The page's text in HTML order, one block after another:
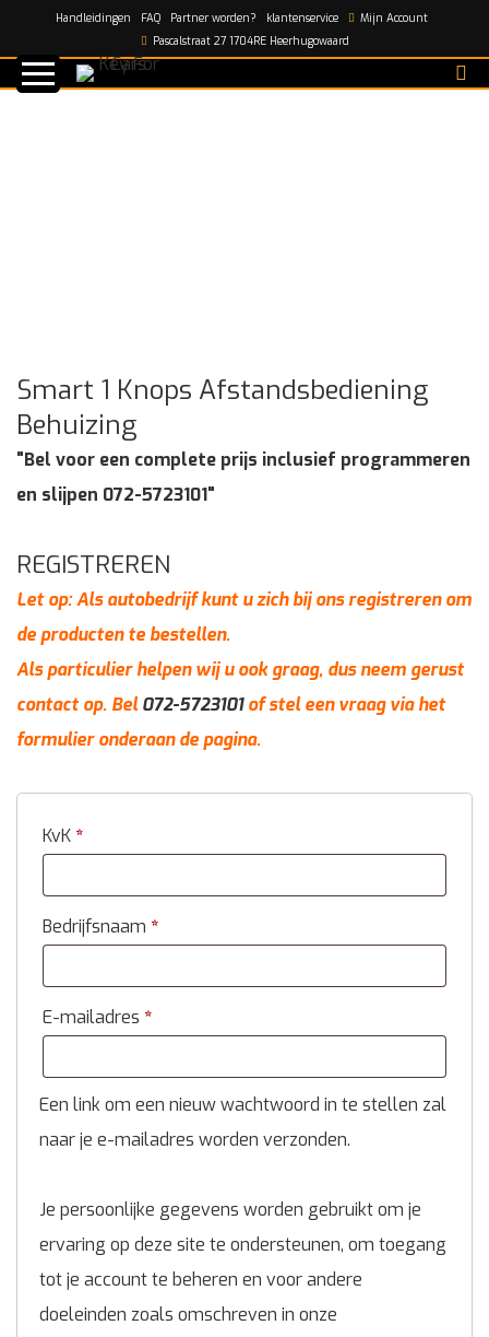
Handleidingen FAQ Partner worden? klantenservice
Mijn Account
Pascalstraat 27 1704RE Heerhugowaard
Home/shop/ Smart 1 Knops Afstandsbediening
Behuizing
Smart 1 Knops Afstandsbediening
Behuizing
"Bel voor een complete prijs inclusief programmeren
en slijpen 072-5723101"
REGISTREREN
Let op: Als autobedrijf kunt u zich bij ons registreren om
de producten te bestellen.
Als particulier helpen wij u ook graag, dus neem gerust
contact op. Bel072-5723101of stel een vraag via het
formulier onderaan de pagina.
KvK *
Bedrijfsnaam *
E-mailadres *
Een link om een nieuw wachtwoord in te stellen zal
naar je e-mailadres worden verzonden.
Je persoonlijke gegevens worden gebruikt om je
ervaring op deze site te ondersteunen, om toegang
tot je account te beheren en voor andere
doeleinden zoals omschreven in onze